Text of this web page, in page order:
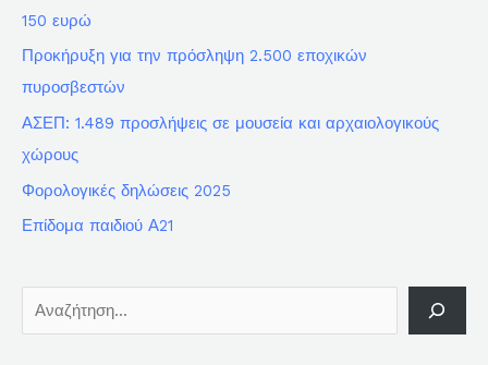
150 ευρώ
Προκήρυξη για την πρόσληψη 2.500 εποχικών
πυροσβεστών
ΑΣΕΠ: 1.489 προσλήψεις σε μουσεία και αρχαιολογικούς
χώρους
Φορολογικές δηλώσεις 2025
Επίδομα παιδιού Α21